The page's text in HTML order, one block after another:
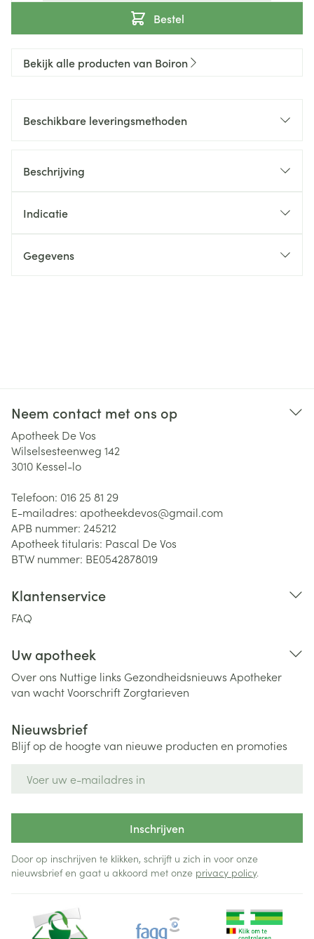
Bestel
Bekijk alle producten van Boiron
Beschikbare leveringsmethoden
Beschrijving
Indicatie
Gegevens
Neem contact met ons op
Apotheek De Vos
Wilselsesteenweg 142
3010 Kessel-lo
Telefoon: 016 25 81 29
E-mailadres: apotheekdevos@gmail.com
APB nummer: 245212
Apotheek titularis: Pascal De Vos
BTW nummer: BE0542878019
Klantenservice
FAQ
Uw apotheek
Over ons Nuttige links Gezondheidsnieuws Apotheker
van wachtVoorschriftZorgtarieven
Nieuwsbrief
Blijf op de hoogte van nieuwe producten en promoties
Inschrijven
Door op inschrijven te klikken, schrijft u zich in voor onze
nieuwsbrief en gaat u akkoord met onze privacy policy.